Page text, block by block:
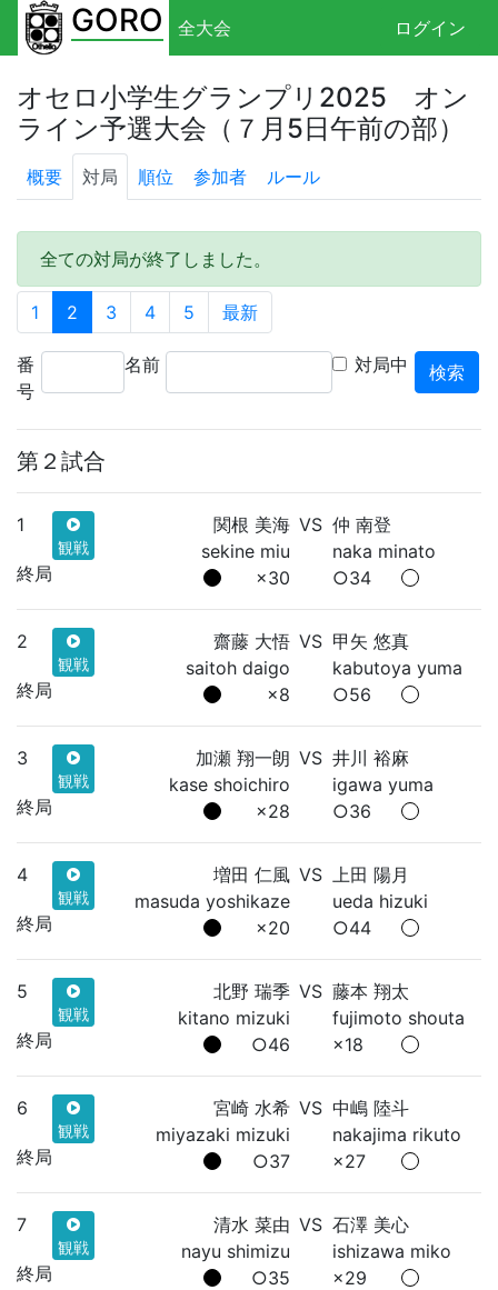
GORO 全大会 ログイン
オセロ小学生グランプリ2025 オン
ライン予選大会（７月5日午前の部）
概要 対局 順位 参加者 ルール
全ての対局が終了しました。
1 2 3 4 5 最新
番
号
名前 対局中
第２試合
1
観戦
終局
関根 美海
sekine miu
×30
VS 仲 南登
naka minato
○34
2
観戦
終局
齋藤 大悟
saitoh daigo
×8
VS 甲矢 悠真
kabutoya yuma
○56
3
観戦
終局
加瀬 翔一朗
kase shoichiro
×28
VS 井川 裕麻
igawa yuma
○36
4
観戦
終局
増田 仁風
masuda yoshikaze
×20
VS 上田 陽月
ueda hizuki
○44
5
観戦
終局
北野 瑞季
kitano mizuki
○46
VS 藤本 翔太
fujimoto shouta
×18
6
観戦
終局
宮崎 水希
miyazaki mizuki
○37
VS 中嶋 陸斗
nakajima rikuto
×27
7
観戦
終局
清水 菜由
nayu shimizu
○35
VS 石澤 美心
ishizawa miko
×29